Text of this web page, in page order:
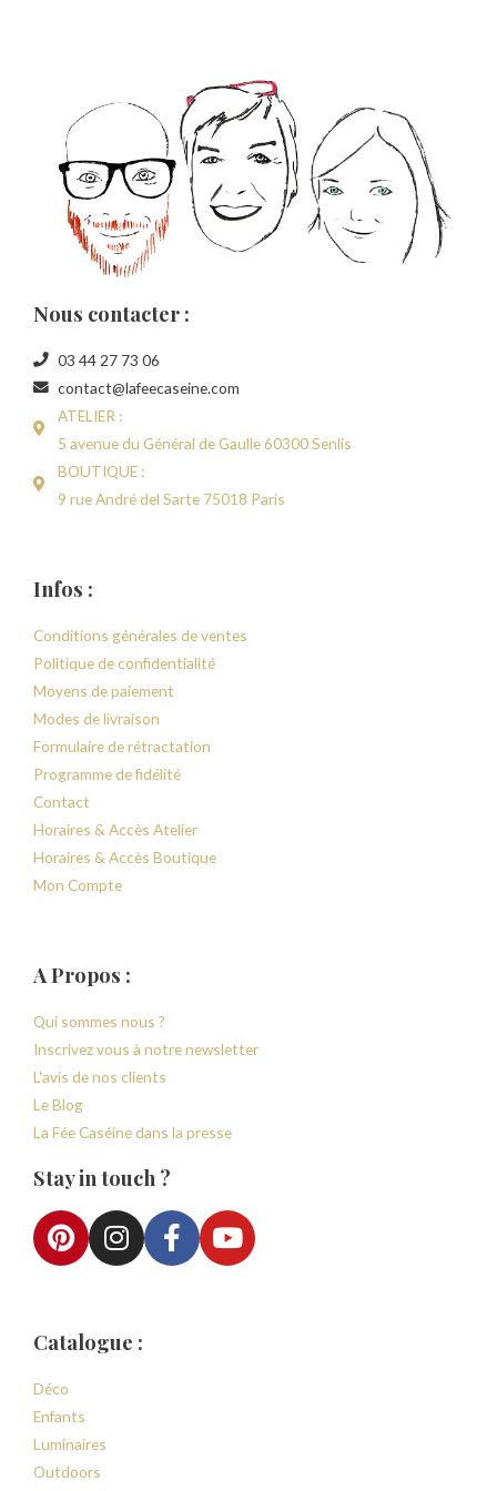
Nous contacter :
03 44 27 73 06
contact@lafeecaseine.com
ATELIER :
5 avenue du Général de Gaulle 60300 Senlis
BOUTIQUE :
9 rue André del Sarte 75018 Paris
Infos :
Conditions générales de ventes
Politique de confidentialité
Moyens de paiement
Modes de livraison
Formulaire de rétractation
Programme de fidélité
Contact
Horaires & Accès Atelier
Horaires & Accès Boutique
Mon Compte
A Propos :
Qui sommes nous ?
Inscrivez vous à notre newsletter
L'avis de nos clients
Le Blog
La Fée Caséine dans la presse
Stay in touch ?
Catalogue :
Déco
Enfants
Luminaires
Outdoors